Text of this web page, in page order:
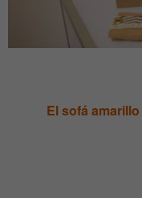
El sofá amarillo